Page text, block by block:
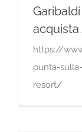
acquista
https://
punta-
resort/